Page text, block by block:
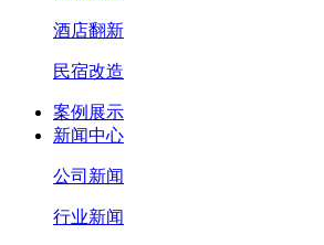
酒店翻新
民宿改造
案例展示
新闻中心
公司新闻
行业新闻